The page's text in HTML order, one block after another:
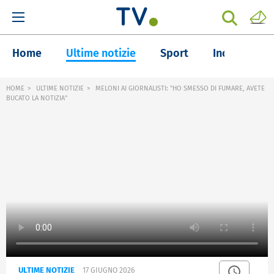
Home Ultime notizie Sport Inchieste
HOME ULTIME NOTIZIE
MELONI AI GIORNALISTI: "HO SMESSO DI FUMARE, AVETE
BUCATO LA NOTIZIA"
ULTIME NOTIZIE 17 GIUGNO 2026